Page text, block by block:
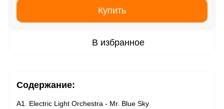
Купить
В избранное
Содержание:
A1. Electric Light Orchestra - Mr. Blue Sky